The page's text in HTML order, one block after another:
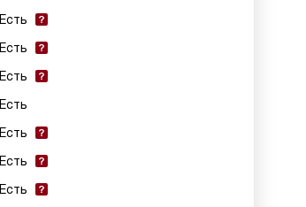
Есть
Есть
Есть
Есть
Есть
Есть
Есть